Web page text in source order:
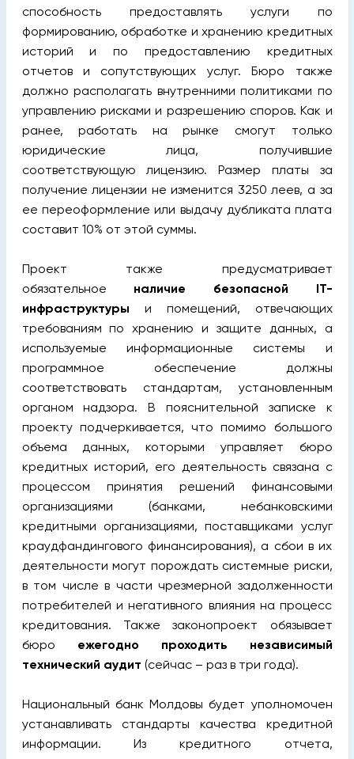
способность предоставлять услуги по
формированию, обработке и хранению кредитных
историй и по предоставлению кредитных
отчетов и сопутствующих услуг. Бюро также
должно располагать внутренними политиками по
управлению рисками и разрешению споров. Как и
ранее, работать на рынке смогут только
юридические лица, получившие
соответствующую лицензию. Размер платы за
получение лицензии не изменится 3250 леев, а за
ее переоформление или выдачу дубликата плата
составит 10% от этой суммы.
Проект также предусматривает
обязательное наличие безопасной IT-
инфраструктуры и помещений, отвечающих
требованиям по хранению и защите данных, а
используемые информационные системы и
программное обеспечение должны
соответствовать стандартам, установленным
органом надзора. В пояснительной записке к
проекту подчеркивается, что помимо большого
объема данных, которыми управляет бюро
кредитных историй, его деятельность связана с
процессом принятия решений финансовыми
организациями (банками, небанковскими
кредитными организациями, поставщиками услуг
краудфандингового финансирования), а сбои в их
деятельности могут порождать системные риски,
в том числе в части чрезмерной задолженности
потребителей и негативного влияния на процесс
кредитования. Также законопроект обязывает
бюро ежегодно проходить независимый
технический аудит (сейчас – раз в три года).
Национальный банк Молдовы будет уполномочен
устанавливать стандарты качества кредитной
информации. Из кредитного отчета,